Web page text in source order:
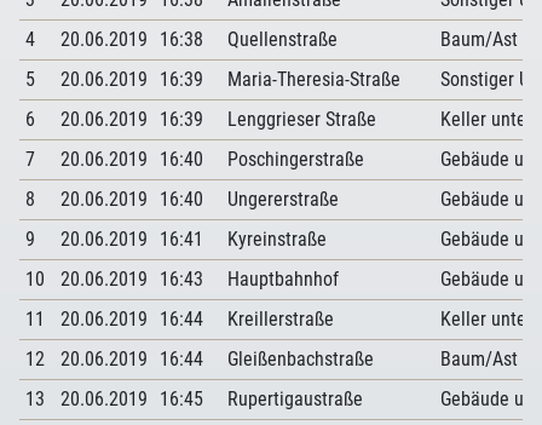
4
20.06.2019 16:38 Quellenstraße
Baum/Ast
5
20.06.2019 16:39 Maria-Theresia-Straße
Sonstiger
6
20.06.2019 16:39 Lenggrieser Straße
Keller unter
7
20.06.2019 16:40 Poschingerstraße
Gebäude
8
20.06.2019 16:40 Ungererstraße
Gebäude
9
20.06.2019 16:41 Kyreinstraße
Gebäude
10
20.06.2019 16:43 Hauptbahnhof
Gebäude
11
20.06.2019 16:44 Kreillerstraße
Keller unter
12
20.06.2019 16:44 Gleißenbachstraße
Baum/Ast
13
20.06.2019 16:45 Rupertigaustraße
Gebäude